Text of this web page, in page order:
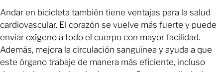
Andar en bicicleta también tiene ventajas para la salud
cardiovascular. El corazón se vuelve más fuerte y puede
enviar oxígeno a todo el cuerpo con mayor facilidad.
Además, mejora la circulación sanguínea y ayuda a que
este órgano trabaje de manera más eficiente, incluso